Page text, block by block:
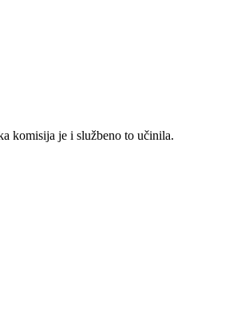
komisija je i službeno to učinila.